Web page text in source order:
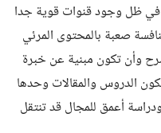
ظل وجود قنوات قوية جدا
صعبة بالمحتوى المرئي
وأن تكون مبنية عن خبرة
الدروس والمقالات وحدها
أعمق للمجال قد تنتقل